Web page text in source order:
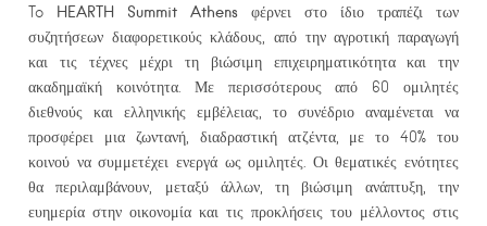
To HEARTH Summit Athens φέρνει στο ίδιο τραπέζι των
συζητήσεων διαφορετικούς κλάδους, από την αγροτική παραγωγή
και τις τέχνες μέχρι τη βιώσιμη επιχειρηματικότητα και την
ακαδημαϊκή κοινότητα. Με περισσότερους από 60 ομιλητές
διεθνούς και ελληνικής εμβέλειας, το συνέδριο αναμένεται να
προσφέρει μια ζωντανή, διαδραστική ατζέντα, με το 40% του
κοινού να συμμετέχει ενεργά ως ομιλητές. Οι θεματικές ενότητες
θα περιλαμβάνουν, μεταξύ άλλων, τη βιώσιμη ανάπτυξη, την
ευημερία στην οικονομία και τις προκλήσεις του μέλλοντος στις